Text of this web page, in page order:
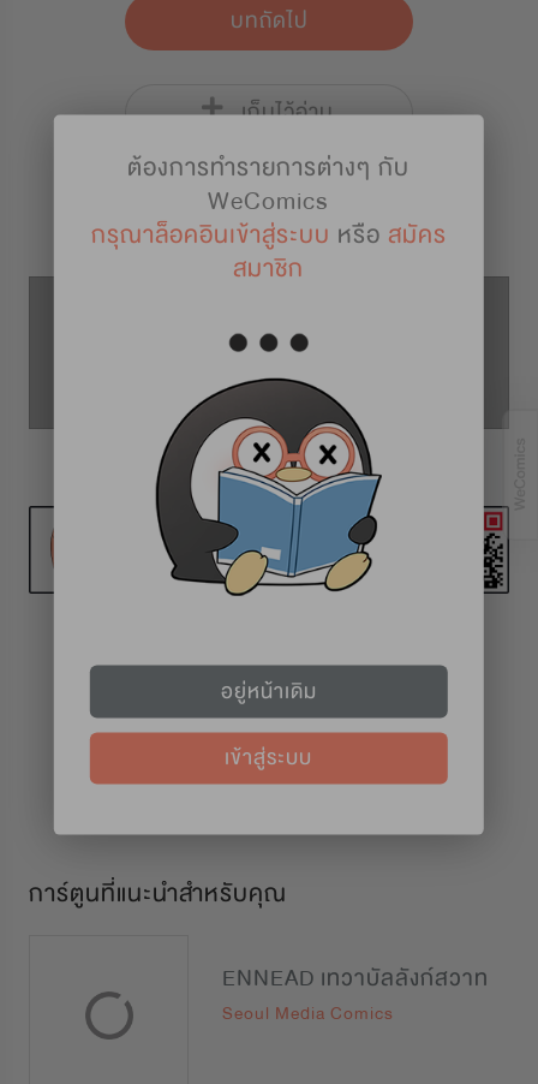
บทถัดไป
เก็บไว้อ่าน
รายละเอียดการ์ตูน
ตอนที่ 36
ทุก 2 สัปดาห์ (วันศุกร์)
การ์ตูนที่แนะนำสำหรับคุณ
ENNEAD เทวาบัลลังก์สวาท
Seoul Media Comics
ต้องการทำรายการต่างๆ กับ
WeComics
กรุณาล็อคอินเข้าสู่ระบบ หรือ สมัคร
สมาชิก
อยู่หน้าเดิม
เข้าสู่ระบบ